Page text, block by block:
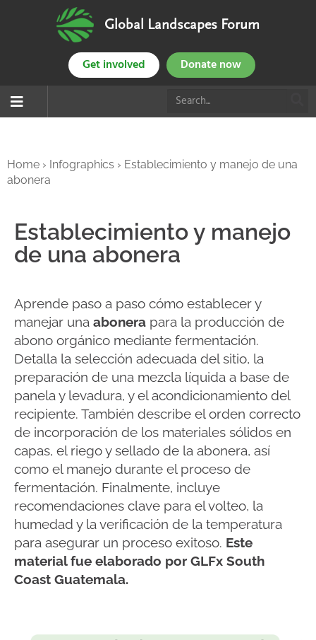
Global Landscapes Forum
Get involved Donate now
Home › Infographics › Establecimiento y manejo de una
abonera
Establecimiento y manejo
de una abonera
Aprende paso a paso cómo establecer y
manejar una abonera para la producción de
abono orgánico mediante fermentación.
Detalla la selección adecuada del sitio, la
preparación de una mezcla líquida a base de
panela y levadura, y el acondicionamiento del
recipiente. También describe el orden correcto
de incorporación de los materiales sólidos en
capas, el riego y sellado de la abonera, así
como el manejo durante el proceso de
fermentación. Finalmente, incluye
recomendaciones clave para el volteo, la
humedad y la verificación de la temperatura
para asegurar un proceso exitoso. Este
material fue elaborado por GLFx South
Coast Guatemala.